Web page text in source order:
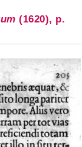
(1620), p.